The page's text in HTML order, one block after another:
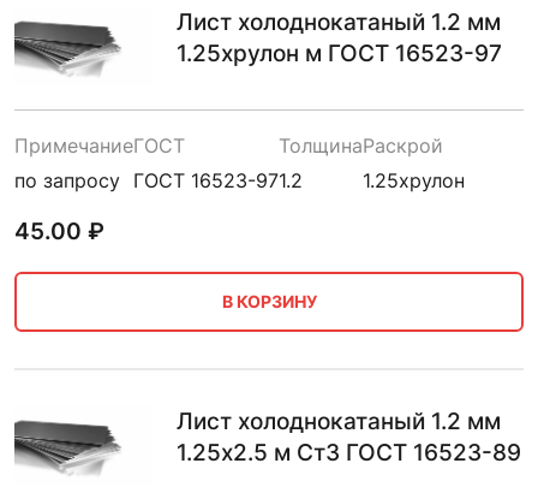
Лист холоднокатаный 1.2 мм
1.25хрулон м ГОСТ 16523-97
Примечание
по запросу
ГОСТ
ГОСТ 16523-97
Толщина
1.2
Раскрой
1.25хрулон
45.00 ₽
В КОРЗИНУ
Лист холоднокатаный 1.2 мм
1.25х2.5 м Ст3 ГОСТ 16523-89